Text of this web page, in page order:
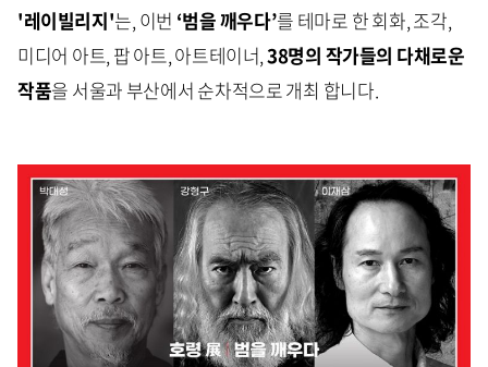
'레이빌리지'는, 이번 ‘범을 깨우다’를 테마로 한 회화, 조각,
미디어 아트, 팝 아트, 아트테이너,38명의 작가들의 다채로운
작품을 서울과 부산에서 순차적으로 개최 합니다.